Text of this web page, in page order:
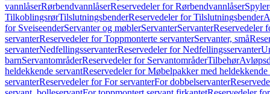
vannlåserRørbendvannlåserReservedeler for Rørbendvannlåser
TilkoblingsrørTilslutningsbenderReservedeler for Tilslutningsbender
for SveiseenderServanter og møblerServanterServanterReservedeler
servanterReservedeler for Toppmonterte servanterServanter, små
servanterNedfellingsservanterReservedeler for Nedfellingsservanter
barnServantområderReservedeler for ServantområderTilbehør
heldekkende servantReservedeler for Møbelpakker med heldekkende
servanterReservedeler for For servanterFor dobbelservanter